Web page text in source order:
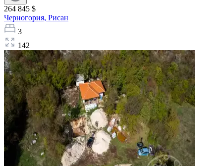
264 845 $
Черногория, Рисан
3
142